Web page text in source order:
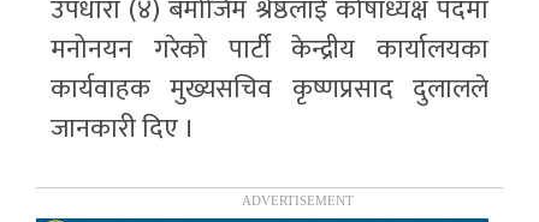
उपधारा (४) बमोजिम श्रेष्ठलाई कोषाध्यक्ष पदमा
मनोनयन गरेको पार्टी केन्द्रीय कार्यालयका
कार्यवाहक मुख्यसचिव कृष्णप्रसाद दुलालले
जानकारी दिए ।